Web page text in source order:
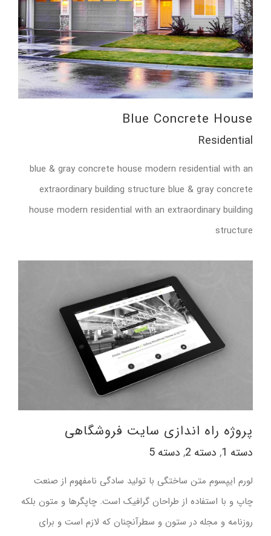
Blue Concrete House
Residential
blue & gray concrete house modern residential with an
extraordinary building structure blue & gray concrete
house modern residential with an extraordinary building
structure
پروژه راه اندازی سایت فروشگاهی
دسته 1 , دسته 2 , دسته 5
لورم ایپسوم متن ساختگی با تولید سادگی نامفهوم از صنعت
چاپ و با استفاده از طراحان گرافیک است. چاپگرها و متون بلکه
روزنامه و مجله در ستون و سطرآنچنان که لازم است و برای